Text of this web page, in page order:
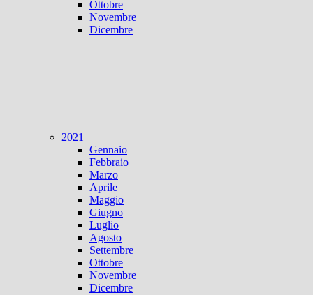
Ottobre
Novembre
Dicembre
2021
Gennaio
Febbraio
Marzo
Aprile
Maggio
Giugno
Luglio
Agosto
Settembre
Ottobre
Novembre
Dicembre